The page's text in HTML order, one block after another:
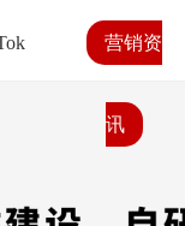
营销资
讯